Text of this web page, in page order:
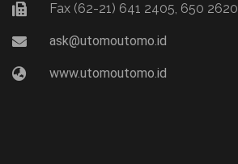
Fax (62-21) 641 2405, 650 2620
ask@utomoutomo.id
www.utomoutomo.id